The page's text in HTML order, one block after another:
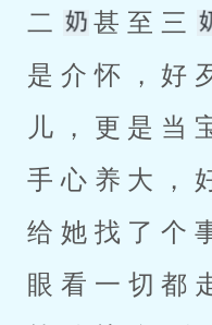
二
甚至三
是介怀，好
儿，更是当
手心养大，
给她找了个
眼看一切都